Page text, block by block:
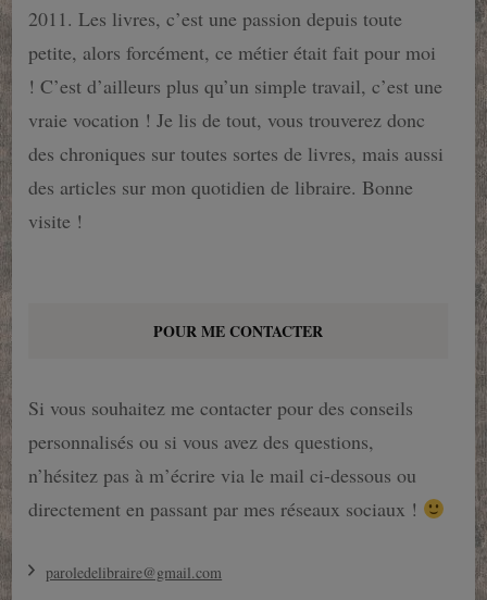
2011. Les livres, c’est une passion depuis toute
petite, alors forcément, ce métier était fait pour moi
! C’est d’ailleurs plus qu’un simple travail, c’est une
vraie vocation ! Je lis de tout, vous trouverez donc
des chroniques sur toutes sortes de livres, mais aussi
des articles sur mon quotidien de libraire. Bonne
visite !
POUR ME CONTACTER
Si vous souhaitez me contacter pour des conseils
personnalisés ou si vous avez des questions,
n’hésitez pas à m’écrire via le mail ci-dessous ou
directement en passant par mes réseaux sociaux !
paroledelibraire@gmail.com